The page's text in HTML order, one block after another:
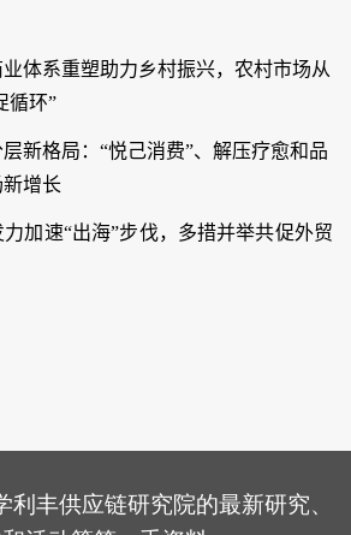
体系重塑助力乡村振兴，农村市场从
循环”
新格局：“悦己消费”、解压疗愈和品
增长
加速“出海”步伐，多措并举共促外贸
利丰供应链研究院的最新研究、